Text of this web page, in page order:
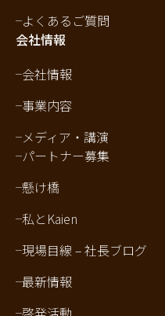
よくあるご質問
会社情報
会社情報
事業内容
メディア・講演
パートナー募集
懸け橋
私とKaien
現場目線 – 社長ブログ
最新情報